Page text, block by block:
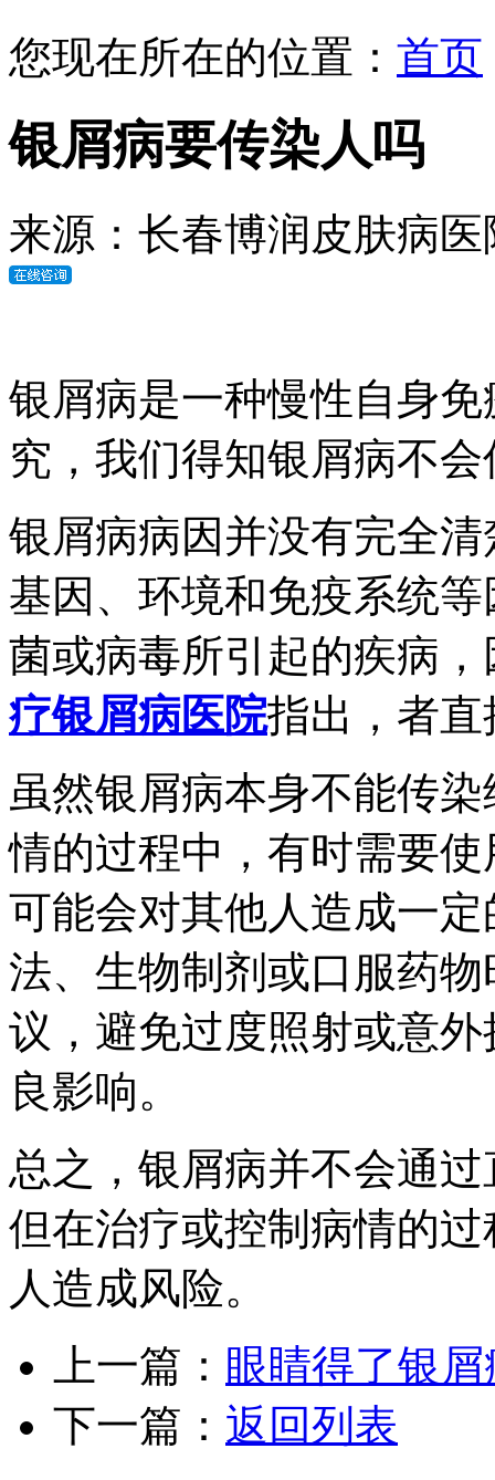
您现在所在的位置： 首页
银屑病要传染人吗
来源：长春博润皮肤病医
银屑病是一种慢性自身
究，我们得知银屑病不
银屑病病因并没有完全
基因、环境和免疫系统
菌或病毒所引起的疾病
疗银屑病医院指出，者
虽然银屑病本身不能传
情的过程中，有时需要
可能会对其他人造成一
法、生物制剂或口服药
议，避免过度照射或意
良影响。
总之，银屑病并不会通
但在治疗或控制病情的
人造成风险。
上一篇： 眼睛得了银屑
下一篇： 返回列表